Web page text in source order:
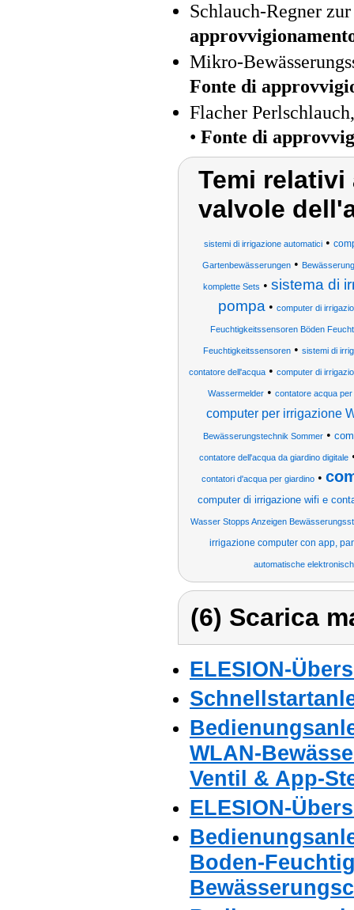
Schlauch-Regner
Mikro-
Fonte di
Flacher
• Fonte di
Temi
valvole
sistemi di irrigazione automatici •
Gartenbewässerungen •
komplette Sets • sistema di
pompa • computer di
Feuchtigkeitssensoren Böden
Feuchtigkeitssensoren • sistemi di
contatore dell'acqua • computer di
Wassermelder• contatore acqua
computer per irrigazione
Bewässerungstechnik Sommer•
contatore dell'acqua da giardino digitale
contatori d'acqua per giardino •
computer di irrigazione wifi e
Wasser Stopps Anzeigen
irrigazione computer con app,
automatische
(6) Scarica
ELESION-
WLAN-
Ventil & App-
ELESION-
Boden-